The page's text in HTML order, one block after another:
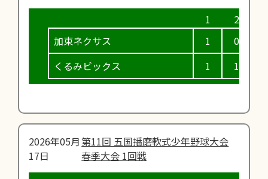
加東ネクサス
くるみビックス
1
1
0
1
2026年05月
17日
第11回 五国播磨軟式少年野球大会
春季大会 1回戦